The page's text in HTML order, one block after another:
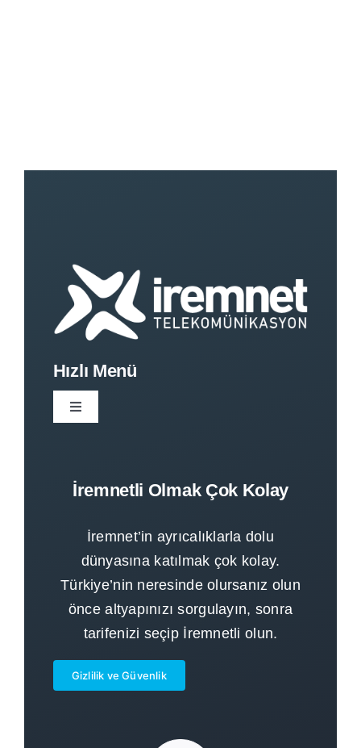
Hızlı Menü
Toggle
Navigation
Altyapı Sorgula
İremnetli Ol
İremnetli Olmak Çok Kolay
İremnet’in ayrıcalıklarla dolu
dünyasına katılmak çok kolay.
Türkiye’nin neresinde olursanız olun
önce altyapınızı sorgulayın, sonra
tarifenizi seçip İremnetli olun.
Gizlilik ve Güvenlik